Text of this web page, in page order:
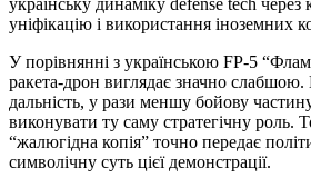
уніфікацію і використання іноземних
У порівнянні з українською FP-5
ракета-дрон виглядає значно
дальність, у рази меншу бойову
виконувати ту саму стратегічну роль.
“жалюгідна копія” точно передає
символічну суть цієї демонстрації.